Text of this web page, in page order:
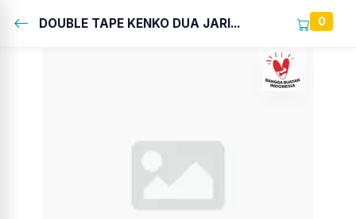
DOUBLE TAPE KENKO DUA JARI... 0